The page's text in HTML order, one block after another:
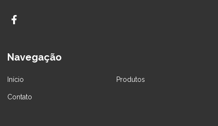
Navegação
Início Produtos
Contato